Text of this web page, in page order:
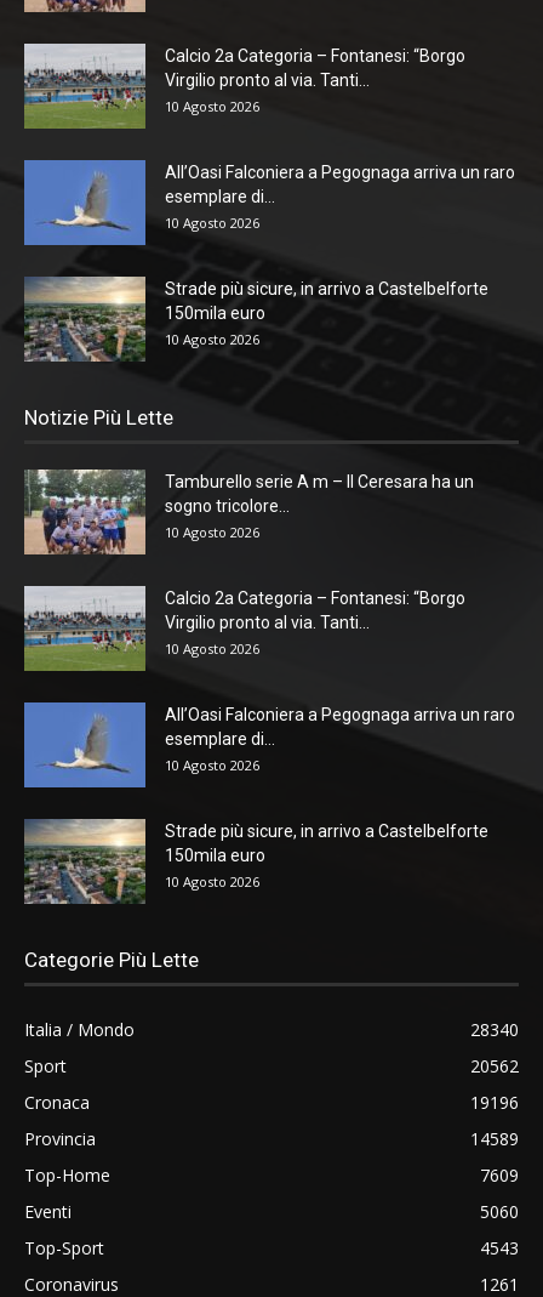
Calcio 2a Categoria – Fontanesi: “Borgo
Virgilio pronto al via. Tanti...
10 Agosto 2026
All’Oasi Falconiera a Pegognaga arriva un raro
esemplare di...
10 Agosto 2026
Strade più sicure, in arrivo a Castelbelforte
150mila euro
10 Agosto 2026
Notizie Più Lette
Tamburello serie A m – Il Ceresara ha un
sogno tricolore...
10 Agosto 2026
Calcio 2a Categoria – Fontanesi: “Borgo
Virgilio pronto al via. Tanti...
10 Agosto 2026
All’Oasi Falconiera a Pegognaga arriva un raro
esemplare di...
10 Agosto 2026
Strade più sicure, in arrivo a Castelbelforte
150mila euro
10 Agosto 2026
Categorie Più Lette
Italia / Mondo
28340
Sport
20562
Cronaca
19196
Provincia
14589
Top-Home
7609
Eventi
5060
Top-Sport
4543
Coronavirus
1261